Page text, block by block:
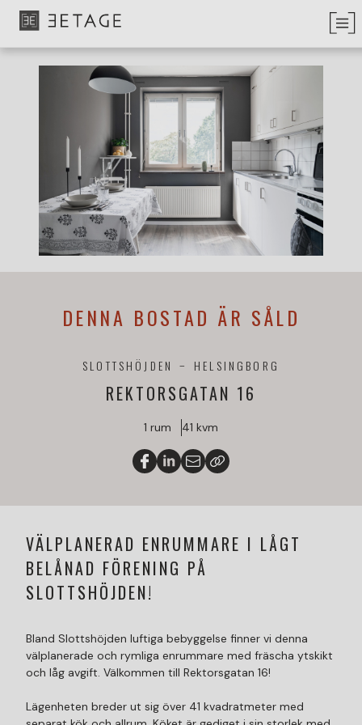
DENNA BOSTAD ÄR SÅLD
REKTORSGATAN 16
SLOTTSHÖJDEN HELSINGBORG
1 rum 41 kvm
VÄLPLANERAD ENRUMMARE I LÅGT
BELÅNAD FÖRENING PÅ
SLOTTSHÖJDEN!
Bland Slottshöjden luftiga bebyggelse finner vi denna
välplanerade och rymliga enrummare med fräscha ytskikt
och låg avgift. Välkommen till Rektorsgatan 16!
Lägenheten breder ut sig över 41 kvadratmeter med